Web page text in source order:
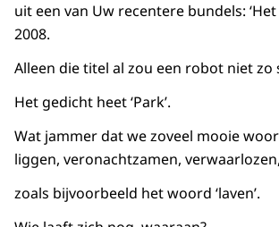
uit een van Uw recentere bundels:
2008.
Alleen die titel al zou een robot niet zo
Het gedicht heet ‘Park’.
Wat jammer dat we zoveel mooie
liggen, veronachtzamen, verwaarlozen,
zoals bijvoorbeeld het woord ‘laven’.